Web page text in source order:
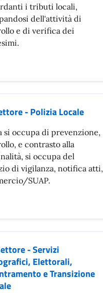
i tributi locali,
dell'attività di
e di verifica dei
- Polizia Locale
si occupa di prevenzione,
e contrasto alla
si occupa del
di vigilanza, notifica atti,
SUAP.
- Servizi
Elettorali,
e Transizione